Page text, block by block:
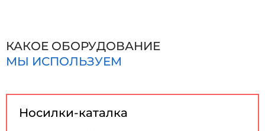
КАКОЕ ОБОРУДОВАНИЕ
МЫ ИСПОЛЬЗУЕМ
Носилки-каталка